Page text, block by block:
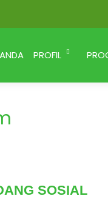
PROFIL
SOSIAL